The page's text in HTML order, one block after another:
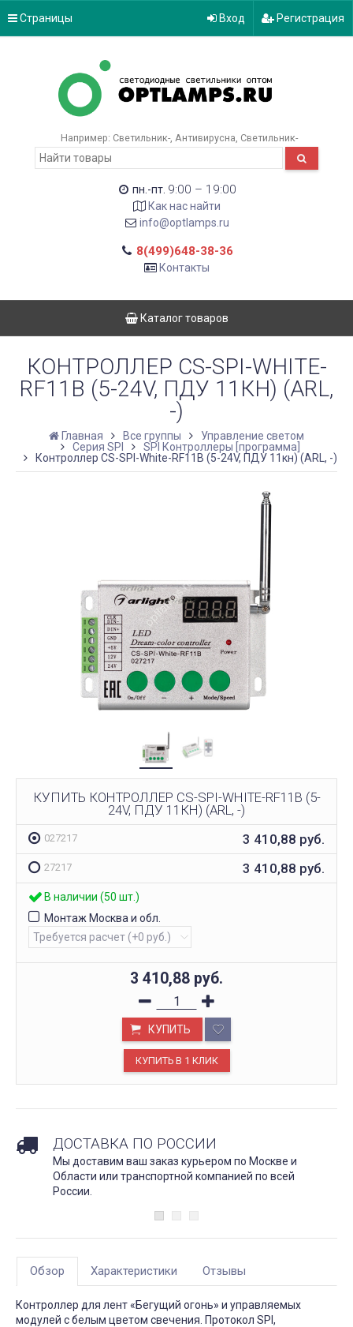
Страницы Вход Регистрация
Например: Светильник- Антивирусна Светильник-
пн.-пт. 9:00 – 19:00
Как нас найти
info@optlamps.ru
8(499)648-38-36
Контакты
Каталог товаров
КОНТРОЛЛЕР CS-SPI-WHITE-
RF11B (5-24V, ПДУ 11КН) (ARL,
-)
Главная Все группы
Управление светом
Серия SPI
SPI Контроллеры [программа]
Контроллер CS-SPI-White-RF11B (5-24V, ПДУ 11кн) (ARL, -)
КУПИТЬ КОНТРОЛЛЕР CS-SPI-WHITE-RF11B (5-
24V, ПДУ 11КН) (ARL, -)
027217 3 410,88 руб.
27217 3 410,88 руб.
В наличии (50 шт.)
Монтаж Москва и обл.
3 410,88 руб.
КУПИТЬ
ДОСТАВКА ПО РОССИИ
Мы доставим ваш заказ курьером по Москве и
Области или транспортной компанией по всей
России.
Обзор Характеристики Отзывы
Контроллер для лент «Бегущий огонь» и управляемых
модулей с белым цветом свечения. Протокол SPI,